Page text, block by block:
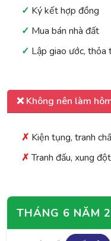
Ký kết hợp đồng
Mua bán nhà đất
Lập giao ước, thỏa
❌ Không nên làm
Kiện tụng, tranh
Tranh đấu, xung đột
THÁNG 6 NĂM